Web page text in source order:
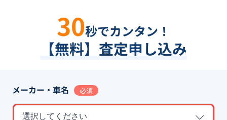
30秒でカンタン！
【無料】査定申し込み
メーカー・車名 必須
選択してください